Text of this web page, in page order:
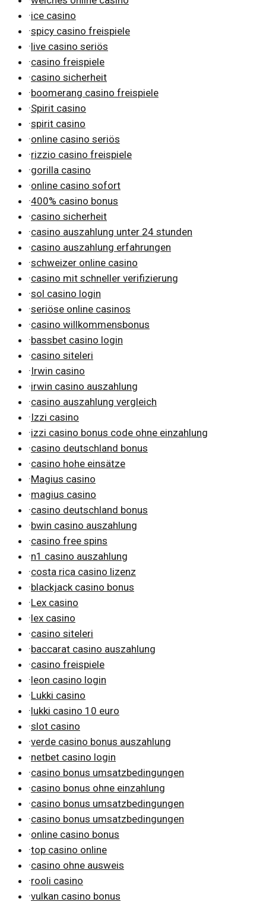
·ice casino
·spicy casino freispiele
·live casino seriös
·casino freispiele
·casino sicherheit
·boomerang casino freispiele
·Spirit casino
·spirit casino
·online casino seriös
·rizzio casino freispiele
·gorilla casino
·online casino sofort
·400% casino bonus
·casino sicherheit
·casino auszahlung unter 24 stunden
·casino auszahlung erfahrungen
·schweizer online casino
·casino mit schneller verifizierung
·sol casino login
·seriöse online casinos
·casino willkommensbonus
·bassbet casino login
·casino siteleri
·Irwin casino
·irwin casino auszahlung
·casino auszahlung vergleich
·Izzi casino
·izzi casino bonus code ohne einzahlung
·casino deutschland bonus
·casino hohe einsätze
·Magius casino
·magius casino
·casino deutschland bonus
·bwin casino auszahlung
·casino free spins
·n1 casino auszahlung
·costa rica casino lizenz
·blackjack casino bonus
·Lex casino
·lex casino
·casino siteleri
·baccarat casino auszahlung
·casino freispiele
·leon casino login
·Lukki casino
·lukki casino 10 euro
·slot casino
·verde casino bonus auszahlung
·netbet casino login
·casino bonus umsatzbedingungen
·casino bonus ohne einzahlung
·casino bonus umsatzbedingungen
·casino bonus umsatzbedingungen
·online casino bonus
·top casino online
·casino ohne ausweis
·rooli casino
·vulkan casino bonus